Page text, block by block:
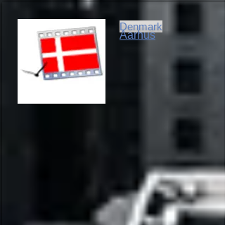
Denmark
Aarhus